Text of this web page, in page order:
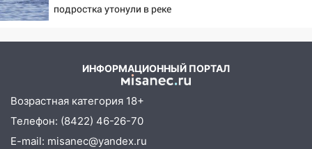
13:15
Трижды «брал в долг» без спроса:
житель Вешкаймского района похитил у
Ураган оторвал светофор на
проспекте Филатова в Ульяновске
13:12 Дерево пробило крышу дома на
Новгородской в Ульяновске и рухнуло
Коца
подростка утонули в реке
ИНФОРМАЦИОННЫЙ ПОРТАЛ
Возрастная категория 18+
Телефон: (8422) 46-26-70
E-mail: misanec@yandex.ru